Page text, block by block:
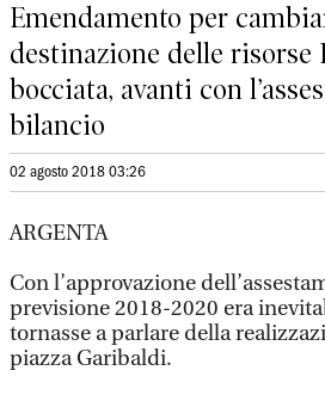
Emendamento per
destinazione delle risorse
bocciata, avanti con
bilancio
02 agosto 2018 03:26
ARGENTA
Con l’approvazione
previsione 2018-2020 era
tornasse a parlare della
piazza Garibaldi.